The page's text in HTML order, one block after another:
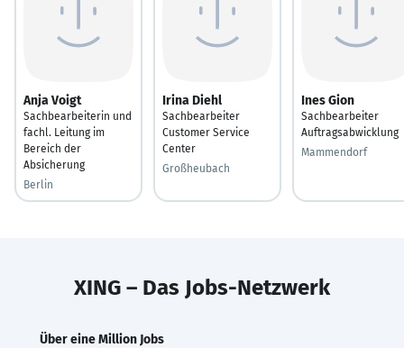
Anja Voigt
Sachbearbeiterin und
fachl. Leitung im
Bereich der
Absicherung
Berlin
Irina Diehl
Sachbearbeiter
Customer Service
Center
Großheubach
Ines Gion
Sachbearbeiter
Auftragsabwicklung
Mammendorf
XING – Das Jobs-Netzwerk
Über eine Million Jobs